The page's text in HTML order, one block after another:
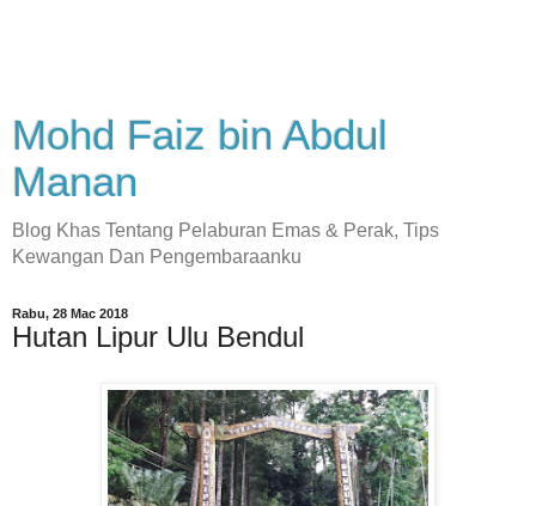
Mohd Faiz bin Abdul
Manan
Blog Khas Tentang Pelaburan Emas & Perak, Tips
Kewangan Dan Pengembaraanku
Rabu, 28 Mac 2018
Hutan Lipur Ulu Bendul